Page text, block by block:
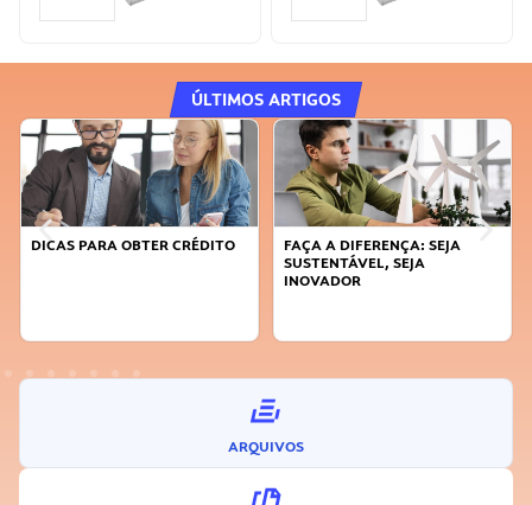
ÚLTIMOS ARTIGOS
DICAS PARA OBTER CRÉDITO
FAÇA A DIFERENÇA: SEJA
SUSTENTÁVEL, SEJA
INOVADOR
ARQUIVOS